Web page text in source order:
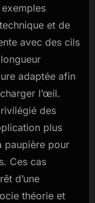
et de
avec des cils
adaptée afin
l’œil.
des
plus
paupière pour
Ces cas
d’une
théorie et